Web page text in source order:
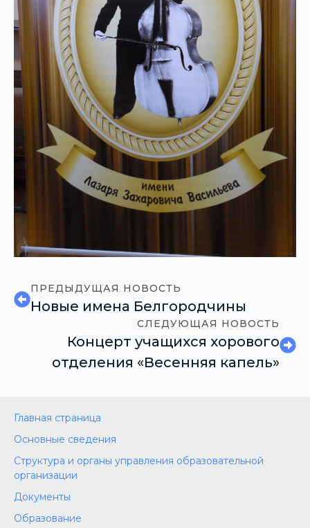
ПРЕДЫДУЩАЯ НОВОСТЬ
Новые имена Белгородчины
СЛЕДУЮЩАЯ НОВОСТЬ
Концерт учащихся хорового
отделения «Весенняя капель»
Главная страница
Основные сведения
Структура и органы управления образовательной
организации
Документы
Образование